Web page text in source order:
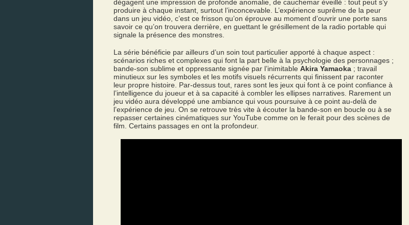
dégagent une impression de profonde anomalie, de cauchemar éveillé : tout peut s’y
produire à chaque instant, surtout l’inconcevable. L’expérience suprême de la peur
dans un jeu vidéo, c’est ce frisson qu’on éprouve au moment d’ouvrir une porte sans
savoir ce qu’on trouvera derrière, en guettant le grésillement de la radio portable qui
signale la présence des monstres.
La série bénéficie par ailleurs d’un soin tout particulier apporté à chaque aspect :
scénarios riches et complexes qui font la part belle à la psychologie des personnages ;
bande-son sublime et oppressante signée par l’inimitable Akira Yamaoka ; travail
minutieux sur les symboles et les motifs visuels récurrents qui finissent par raconter
leur propre histoire. Par-dessus tout, rares sont les jeux qui font à ce point confiance à
l’intelligence du joueur et à sa capacité à combler les ellipses narratives. Rarement un
jeu vidéo aura développé une ambiance qui vous poursuive à ce point au-delà de
l’expérience de jeu. On se retrouve très vite à écouter la bande-son en boucle ou à se
repasser certaines cinématiques sur YouTube comme on le ferait pour des scènes de
film. Certains passages en ont la profondeur.